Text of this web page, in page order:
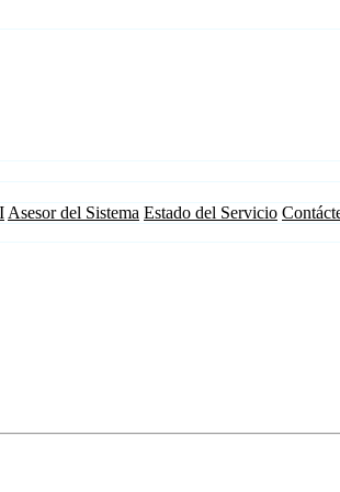
Asesor del Sistema Estado del Servicio